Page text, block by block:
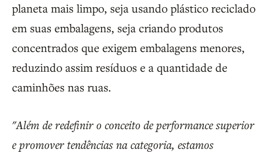
planeta mais limpo, seja usando plástico reciclado
em suas embalagens, seja criando produtos
concentrados que exigem embalagens menores,
reduzindo assim resíduos e a quantidade de
caminhões nas ruas.
"Além de redefinir o conceito de performance superior
e promover tendências na categoria, estamos